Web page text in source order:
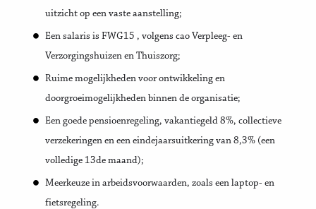
uitzicht op een vaste aanstelling;
Een salaris is FWG15 , volgens cao Verpleeg- en
Verzorgingshuizen en Thuiszorg;
Ruime mogelijkheden voor ontwikkeling en
doorgroeimogelijkheden binnen de organisatie;
Een goede pensioenregeling, vakantiegeld 8%, collectieve
verzekeringen en een eindejaarsuitkering van 8,3% (een
volledige 13de maand);
Meerkeuze in arbeidsvoorwaarden, zoals een laptop- en
fietsregeling.